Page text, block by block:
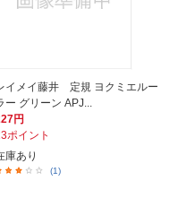
イメイ藤井 定規 ヨクミエルー
ー グリーン APJ...
円
ポイント
庫あり
(1)